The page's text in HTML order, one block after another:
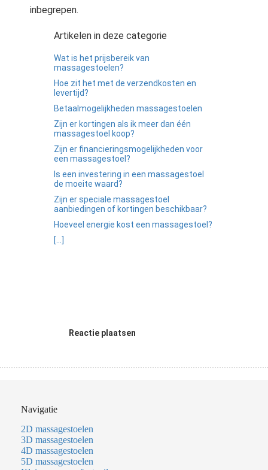
inbegrepen.
Artikelen in deze categorie
Wat is het prijsbereik van
massagestoelen?
Hoe zit het met de verzendkosten en
levertijd?
Betaalmogelijkheden massagestoelen
Zijn er kortingen als ik meer dan één
massagestoel koop?
Zijn er financieringsmogelijkheden voor
een massagestoel?
Is een investering in een massagestoel
de moeite waard?
Zijn er speciale massagestoel
aanbiedingen of kortingen beschikbaar?
Hoeveel energie kost een massagestoel?
[...]
Reactie plaatsen
Navigatie
2D massagestoelen
3D massagestoelen
4D massagestoelen
5D massagestoelen